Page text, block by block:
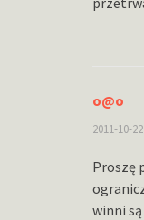
o@o
2011-10-
Proszę
winni są